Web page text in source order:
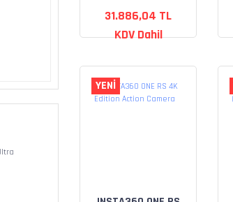
31.886,04 TL
KDV Dahil
YENİ